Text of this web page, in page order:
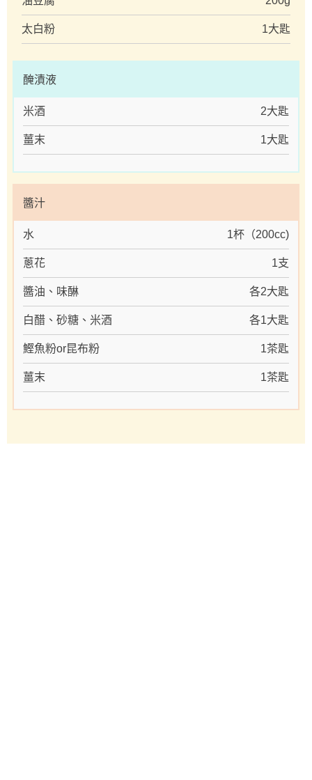
太白粉 1大匙
醃漬液
米酒 2大匙
薑末 1大匙
醬汁
水 1杯（200cc)
蔥花 1支
醬油、味醂 各2大匙
白醋、砂糖、米酒 各1大匙
鰹魚粉or昆布粉 1茶匙
薑末 1茶匙